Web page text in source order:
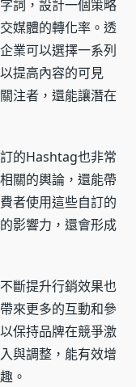
詞，設計一個策略
媒體的轉化率。透
業可以選擇一系列
提高內容的可見
注者，還能讓潛在
的Hashtag也非常
關的輿論，還能帶
者使用這些自訂的
影響力，還會形成
斷提升行銷效果也
來更多的互動和參
保持品牌在競爭激
與調整，能有效增
。